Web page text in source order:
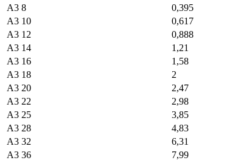
А3 8
0,395
А3 10
0,617
А3 12
0,888
А3 14
1,21
А3 16
1,58
А3 18
2
А3 20
2,47
А3 22
2,98
А3 25
3,85
А3 28
4,83
А3 32
6,31
А3 36
7,99